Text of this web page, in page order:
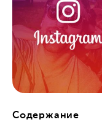
Содержание